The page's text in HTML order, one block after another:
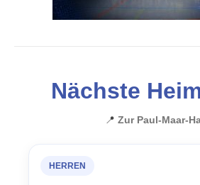
Nächste
📍 Zur Paul-Maar-
HERREN